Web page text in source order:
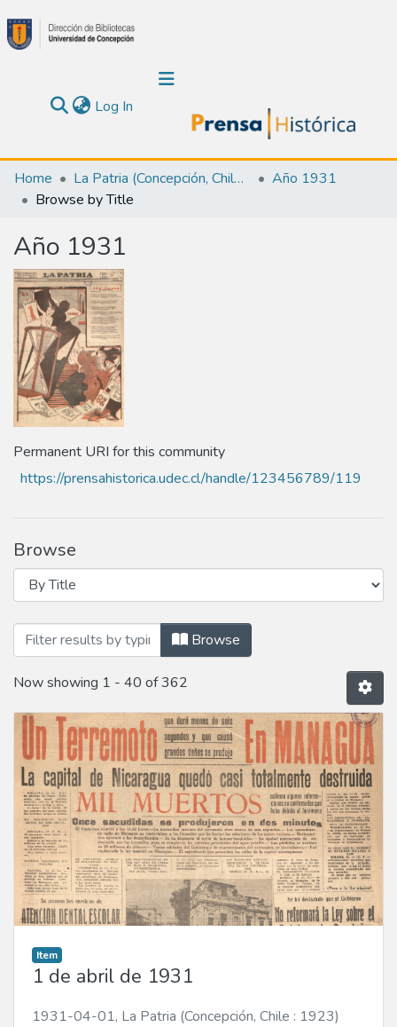
Log In(current)
Communities & Collections
Calendar
All of DSpace
Home La Patria (Concepción, Chile : 1923)
Año 1931
Browse by Title
Año 1931
Permanent URI for this community
https://prensahistorica.udec.cl/handle/123456789/119
Browse
Browsing Año 1931 by Title
Browse
Now showing 1 - 40 of 362
Item
1 de abril de 1931
1931-04-01, La Patria (Concepción, Chile : 1923)